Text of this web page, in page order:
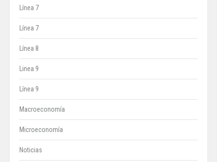
Línea 7
Línea 7
Línea 8
Linea 9
Línea 9
Macroeconomía
Microeconomía
Noticias